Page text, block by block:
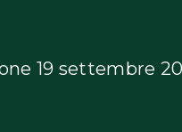
19 settembre